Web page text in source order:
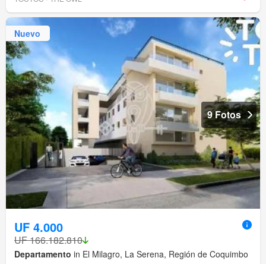
Nuevo
9 Fotos
UF 4.000
UF 166.182.810
Departamento in El Milagro, La Serena, Región de Coquimbo